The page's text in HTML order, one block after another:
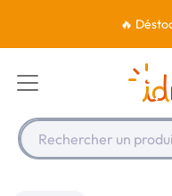
🔥
Rechercher un